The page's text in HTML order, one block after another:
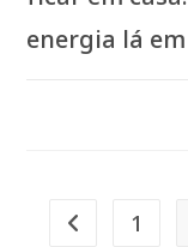
energia lá
Ir para a1